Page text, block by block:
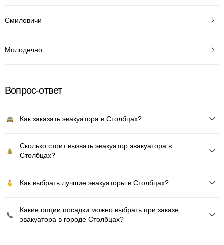
Смиловичи
Молодечно
Вопрос-ответ
Как заказать эвакуатора в Столбцах?
Сколько стоит вызвать эвакуатор эвакуатора в
Столбцах?
Как выбрать лучшие эвакуаторы в Столбцах?
Какие опции посадки можно выбрать при заказе
эвакуатора в городе Столбцах?